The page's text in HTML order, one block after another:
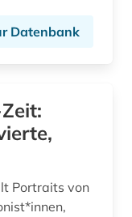
Datenbank
Portraits von